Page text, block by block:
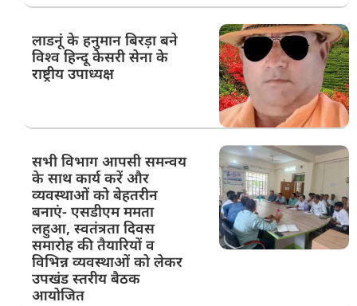
लाडनूं के हनुमान बिरड़ा बने
विश्व हिन्दू केसरी सेना के
राष्ट्रीय उपाध्यक्ष
सभी विभाग आपसी समन्वय
के साथ कार्य करें और
व्यवस्थाओं को बेहतरीन
बनाएं- एसडीएम ममता
लहुआ, स्वतंत्रता दिवस
समारोह की तैयारियों व
विभिन्न व्यवस्थाओं को लेकर
उपखंड स्तरीय बैठक
आयोजित